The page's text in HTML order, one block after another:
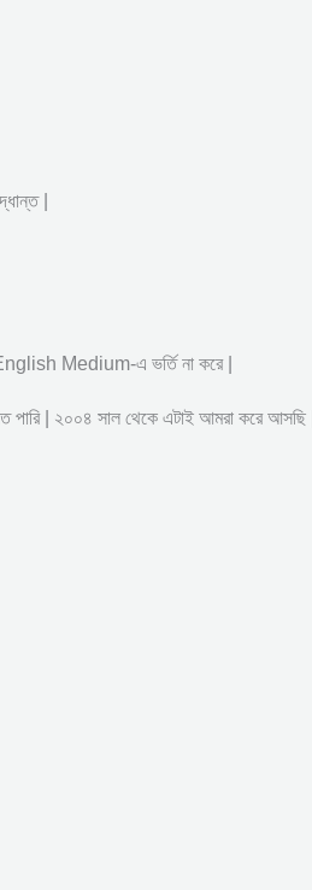
|
English Medium-এ ভর্তি না করে |
পারি | ২০০৪ সাল থেকে এটাই আমরা করে আসছি |